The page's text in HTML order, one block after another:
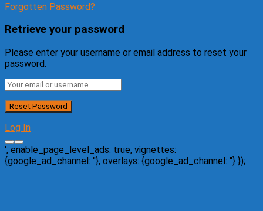
Forgotten Password?
Retrieve your password
Please enter your username or email address to reset your
password.
Log In
', enable_page_level_ads: true, vignettes:
{google_ad_channel: ''}, overlays: {google_ad_channel: ''} });